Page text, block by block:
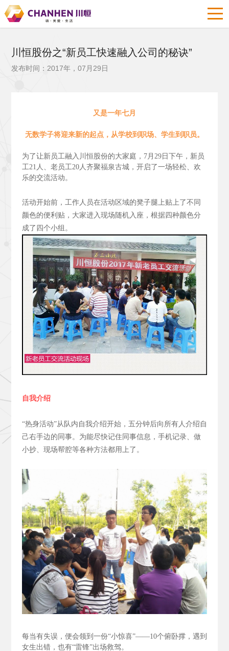
川恒股份之“新员工快速融入公司的秘诀”
发布时间：2017年，07月29日
又是一年七月
无数学子将迎来新的起点，从学校到职场、学生到职员。
为了让新员工融入川恒股份的大家庭，7月29日下午，新员
工21人、老员工20人齐聚福泉古城，开启了一场轻松、欢
乐的交流活动。
活动开始前，工作人员在活动区域的凳子腿上贴上了不同
颜色的便利贴，大家进入现场随机入座，根据四种颜色分
成了四个小组。
自我介绍
“热身活动”从队内自我介绍开始，五分钟后向所有人介绍自
己右手边的同事。为能尽快记住同事信息，手机记录、做
小抄、现场帮腔等各种方法都用上了。
每当有失误，便会领到一份“小惊喜”——10个俯卧撑，遇到
女生出错，也有“雷锋”出场救驾。